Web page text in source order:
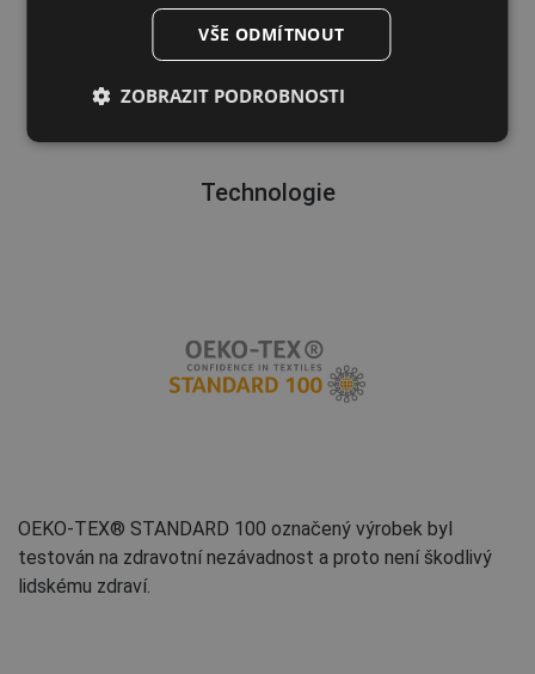
Technologie
OEKO-TEX® STANDARD 100 označený výrobek byl
testován na zdravotní nezávadnost a proto není škodlivý
lidskému zdraví.
DUTCH
LATVIAN
VŠE ODMÍTNOUT
ZOBRAZIT PODROBNOSTI